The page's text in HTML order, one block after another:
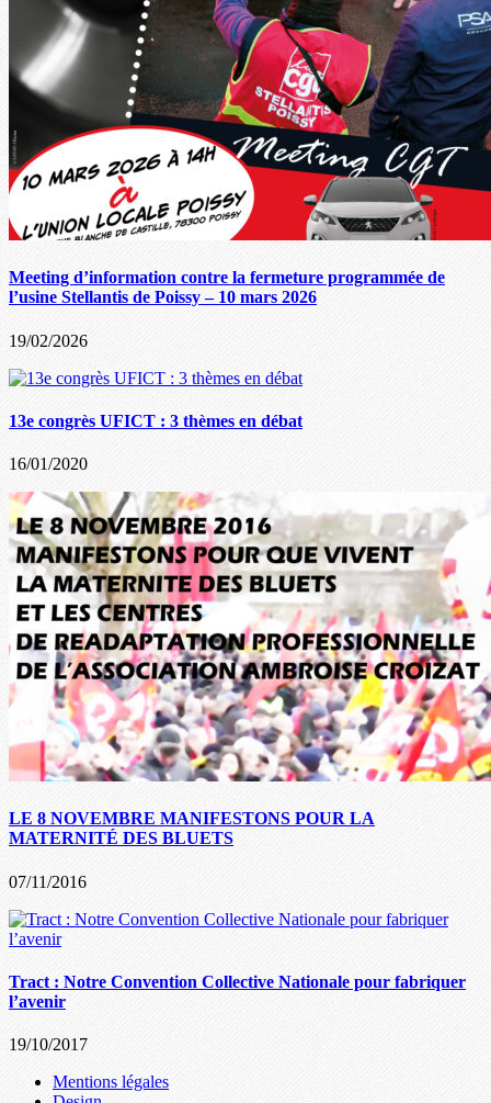
Meeting d’information contre la fermeture programmée de
l’usine Stellantis de Poissy – 10 mars 2026
19/02/2026
13e congrès UFICT : 3 thèmes en débat
16/01/2020
LE 8 NOVEMBRE MANIFESTONS POUR LA
MATERNITÉ DES BLUETS
07/11/2016
Tract : Notre Convention Collective Nationale pour fabriquer
l’avenir
19/10/2017
Mentions légales